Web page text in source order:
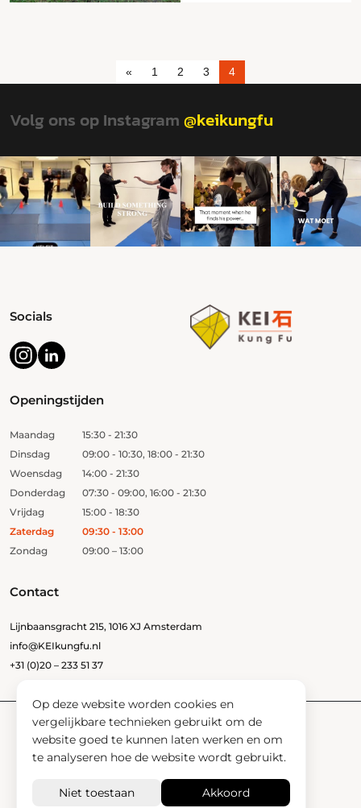
« 1 2 3 4
Volg ons op Instagram@keikungfu
Contact
Lijnbaansgracht 215, 1016 XJ Amsterdam
info@KEIkungfu.nl
+31 (0)20 – 233 51 37
Openingstijden
Maandag
15:30 - 21:30
Dinsdag
09:00 - 10:30, 18:00 - 21:30
Woensdag
14:00 - 21:30
Donderdag
07:30 - 09:00, 16:00 - 21:30
Vrijdag
15:00 - 18:30
Zaterdag
09:30 - 13:00
Zondag
09:00 – 13:00
Socials
Vertrouwenspersoon
Nieuws
Contact
Op deze website worden cookies en
vergelijkbare technieken gebruikt om de
website goed te kunnen laten werken en om
te analyseren hoe de website wordt gebruikt.